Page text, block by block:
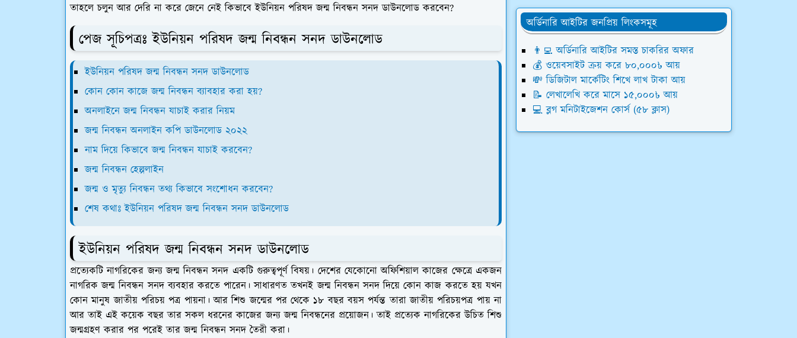
তাহলে চলুন আর দেরি না করে জেনে নেই কিভাবে ইউনিয়ন পরিষদ জন্ম নিবন্ধন সনদ ডাউনলোড করবেন?
পেজ সূচিপত্রঃ ইউনিয়ন পরিষদ জন্ম নিবন্ধন সনদ ডাউনলোড
ইউনিয়ন পরিষদ জন্ম নিবন্ধন সনদ ডাউনলোড
কোন কোন কাজে জন্ম নিবন্ধন ব্যাবহার করা হয়?
অনলাইনে জন্ম নিবন্ধন যাচাই করার নিয়ম
জন্ম নিবন্ধন অনলাইন কপি ডাউনলোড ২০২২
নাম দিয়ে কিভাবে জন্ম নিবন্ধন যাচাই করবেন?
জন্ম নিবন্ধন হেল্পলাইন
জন্ম ও মৃত্যু নিবন্ধন তথ্য কিভাবে সংশোধন করবেন?
শেষ কথাঃ ইউনিয়ন পরিষদ জন্ম নিবন্ধন সনদ ডাউনলোড
ইউনিয়ন পরিষদ জন্ম নিবন্ধন সনদ ডাউনলোড
প্রত্যেকটি নাগরিকের জন্য জন্ম নিবন্ধন সনদ একটি গুরুত্বপূর্ণ বিষয়। দেশের যেকোনো অফিশিয়াল কাজের ক্ষেত্রে একজন
নাগরিক জন্ম নিবন্ধন সনদ ব্যবহার করতে পারেন। সাধারণত তখনই জন্ম নিবন্ধন সনদ দিয়ে কোন কাজ করতে হয় যখন
কোন মানুষ জাতীয় পরিচয় পত্র পায়না। আর শিশু জন্মের পর থেকে ১৮ বছর বয়স পর্যন্ত তারা জাতীয় পরিচয়পত্র পায় না
আর তাই এই কয়েক বছর তার সকল ধরনের কাজের জন্য জন্ম নিবন্ধনের প্রয়োজন। তাই প্রত্যেক নাগরিকের উচিত শিশু
জন্মগ্রহণ করার পর পরেই তার জন্ম নিবন্ধন সনদ তৈরী করা।
অর্ডিনারি আইটির জনপ্রিয় লিংকসমূহ
👨‍💻 অর্ডিনারি আইটির সমস্ত চাকরির অফার
💰 ওয়েবসাইট ক্রয় করে ৮০,০০০৳ আয়
💸 ডিজিটাল মার্কেটিং শিখে লাখ টাকা আয়
📝 লেখালেখি করে মাসে ১৫,০০০৳ আয়
💻 ব্লগ মনিটাইজেশন কোর্স (৫৮ ক্লাস)